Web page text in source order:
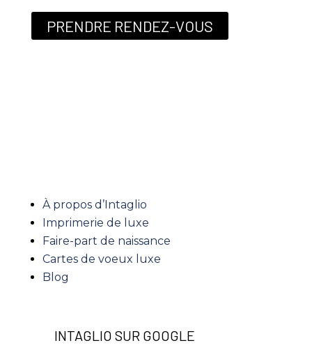
PRENDRE RENDEZ-VOUS
À propos d’Intaglio
Imprimerie de luxe
Faire-part de naissance
Cartes de voeux luxe
Blog
INTAGLIO SUR GOOGLE